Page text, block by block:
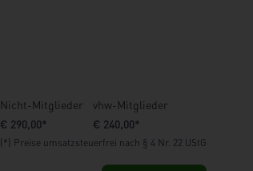
Nicht-Mitglieder
€ 290,00*
vhw-Mitglieder
€ 240,00*
(*) Preise umsatzsteuerfrei nach § 4 Nr. 22 UStG